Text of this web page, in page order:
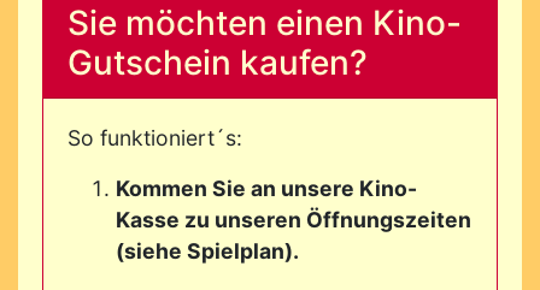
Sie möchten einen Kino-
Gutschein kaufen?
So funktioniert´s:
Kommen Sie an unsere Kino-
Kasse zu unseren Öffnungszeiten
(siehe Spielplan).